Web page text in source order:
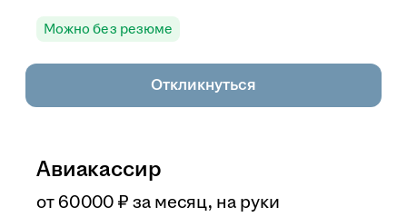
Можно без резюме
Откликнуться
Авиакассир
от60 000 ₽ за месяц, на руки